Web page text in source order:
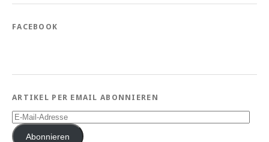
FACEBOOK
ARTIKEL PER EMAIL ABONNIEREN
E-
Mail-
AdresseAbonnieren